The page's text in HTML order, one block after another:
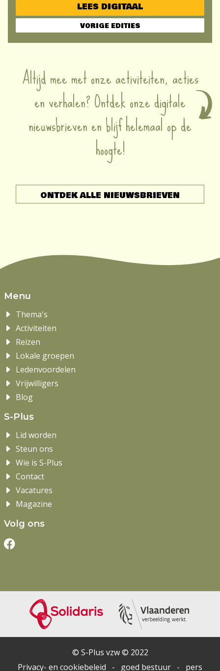
LEES DIGITAAL
VORIGE EDITIES
Altijd mee met onze activiteiten, acties
en verhalen? Ontdek onze digitale
nieuwsbrieven en blijf helemaal op de
hoogte!
ONTDEK ALLE NIEUWSBRIEVEN
Menu
Thema's
Activiteiten
Reizen
Lokale groepen
Ledenvoordelen
Vrijwilligers
Blog
S-Plus
Lid worden
Steun ons
Wie is S-Plus
Contact
Vacatures
Magazine
Volg ons
© S-Plus vzw © 2022
Privacy- en cookiebeleid - goed bestuur - pers